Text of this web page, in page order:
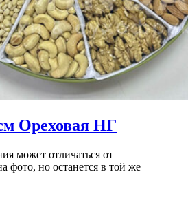
Ореховая НГ
может отличаться от
фото, но останется в той же